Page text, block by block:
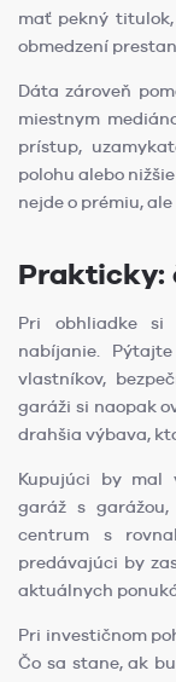
mať pekný
obmedzení
Dáta zároveň
miestnym
prístup,
polohu alebo
nejde o prémiu,
Prakticky:
Pri obhliadke si
nabíjanie.
vlastníkov,
garáži si naopak
drahšia výbava,
Kupujúci by mal
garáž s
centrum s
predávajúci by
aktuálnych
Pri investičnom
Čo sa stane, ak